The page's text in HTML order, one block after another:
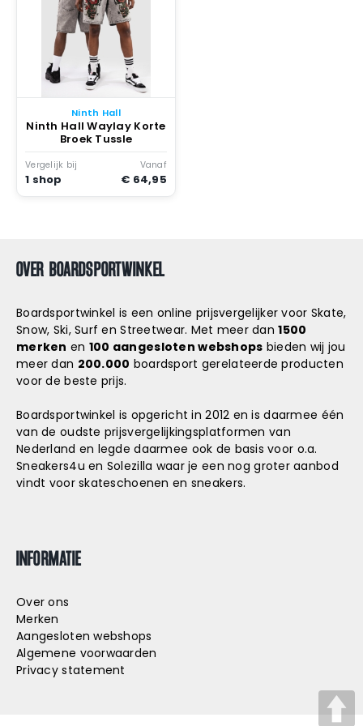
Ninth Hall
Ninth Hall Waylay Korte
Broek Tussle
Vergelijk bij
1 shop
Vanaf
€ 64,95
OVER BOARDSPORTWINKEL
Boardsportwinkel is een online prijsvergelijker voor Skate,
Snow, Ski, Surf en Streetwear. Met meer dan1500
merken en 100 aangesloten webshops bieden wij jou
meer dan 200.000 boardsport gerelateerde producten
voor de beste prijs.
Boardsportwinkel is opgericht in 2012 en is daarmee één
van de oudste prijsvergelijkingsplatformen van
Nederland en legde daarmee ook de basis voor o.a.
Sneakers4u en Solezilla waar je een nog groter aanbod
vindt voor skateschoenen en sneakers.
INFORMATIE
Over ons
Merken
Aangesloten webshops
Algemene voorwaarden
Privacy statement